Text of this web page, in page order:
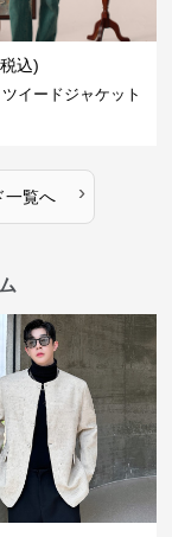
込)
イードジャケット
一覧へ ›